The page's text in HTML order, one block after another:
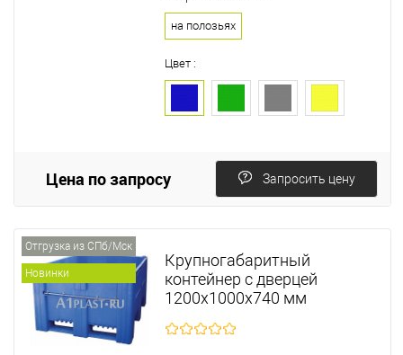
на полозьях
Цвет :
Цена по запросу Запросить цену
Отгрузка из СПб/Мск
Новинки
Крупногабаритный
контейнер с дверцей
1200х1000х740 мм